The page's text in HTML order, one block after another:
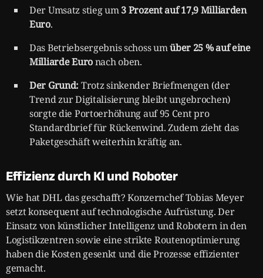
Der Umsatz stieg um3 Prozent auf 17,9 Milliarden
Euro.
Das Betriebsergebnis schoss umüber 25 % auf eine
Milliarde Euronach oben.
Der Grund: Trotz sinkender Briefmengen (der
Trend zur Digitalisierung bleibt ungebrochen)
sorgte die Portoerhöhung auf 95 Cent pro
Standardbrief für Rückenwind. Zudem zieht das
Paketgeschäft weiterhin kräftig an.
Effizienz durch KI und Roboter
Wie hat DHL das geschafft? Konzernchef Tobias Meyer
setzt konsequent auf technologische Aufrüstung. Der
Einsatz von künstlicher Intelligenz und Robotern in den
Logistikzentren sowie eine strikte Routenoptimierung
haben die Kosten gesenkt und die Prozesse effizienter
gemacht.